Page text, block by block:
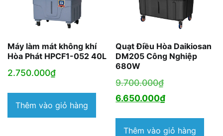
Máy làm mát không khí
Hòa Phát HPCF1-052 40L
2.750.000₫
Thêm vào giỏ hàng
Quạt Điều Hòa Daikiosan
DM205 Công Nghiệp
680W
9.700.000₫Giá
gốc
9.700.000₫.
6.650.000₫Giá
tại
Thêm vào giỏ hàng